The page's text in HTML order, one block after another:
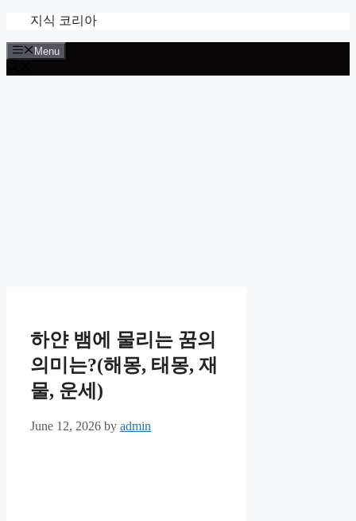
content
지식 코리아
Menu
하얀 뱀에 물리는 꿈의
의미는?(해몽, 태몽, 재
물, 운세)
June 12, 2026 by admin